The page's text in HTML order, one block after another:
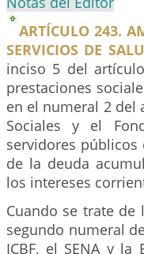
ARTÍCULO 243.
SERVICIOS DE
inciso 5 del artículo
prestaciones
en el numeral 2
Sociales y el
servidores
de la deuda
los intereses
Cuando se trate
segundo numeral
ICBF, el SENA y la